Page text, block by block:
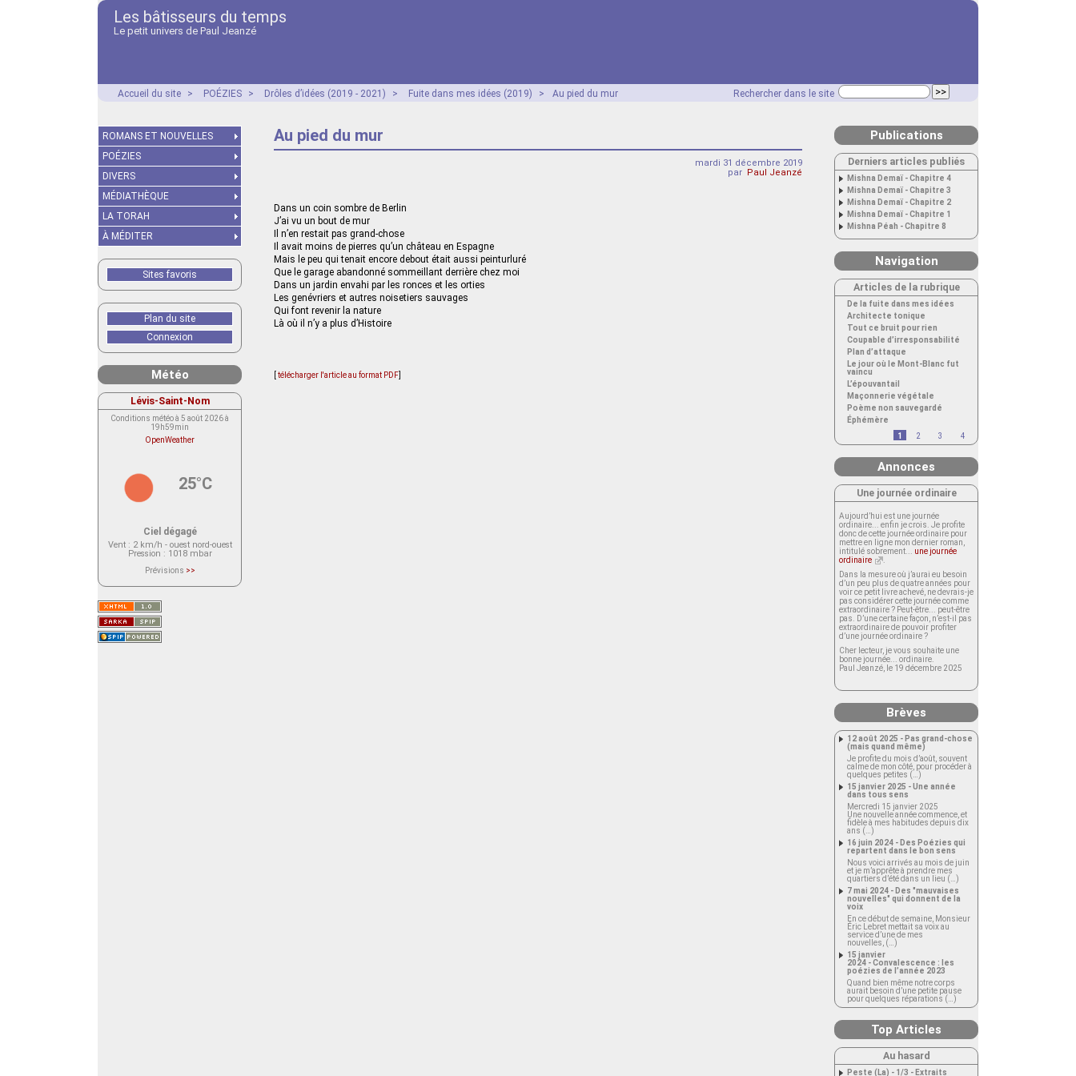
Les bâtisseurs du temps
Le petit univers de Paul Jeanzé
Rechercher dans le site
Accueil du site > POÉZIES > Drôles d’idées (2019 - 2021) > Fuite dans mes idées (2019) > Au pied du mur
Au pied du mur
mardi 31 décembre 2019
par Paul Jeanzé
Dans un coin sombre de Berlin
J’ai vu un bout de mur
Il n’en restait pas grand-chose
Il avait moins de pierres qu’un château en Espagne
Mais le peu qui tenait encore debout était aussi peinturluré
Que le garage abandonné sommeillant derrière chez moi
Dans un jardin envahi par les ronces et les orties
Les genévriers et autres noisetiers sauvages
Qui font revenir la nature
Là où il n’y a plus d’Histoire
télécharger l'article au format PDF
ROMANS ET NOUVELLES
POÉZIES
DIVERS
MÉDIATHÈQUE
LA TORAH
À MÉDITER
Sites favoris
Plan du site
Connexion
Météo
Lévis-Saint-Nom
Conditions météo à 5 août 2026 à
19h59min
OpenWeather
25°C
Ciel dégagé
Vent: 2 km/h - ouest nord-ouest
Pression : 1018 mbar
Prévisions >>
actuellement aucune prévision
Saint-Nom.
Veuillez consulter le message du
service ci-dessous.
(401 - Invalid API key. Please see
https://openweathermap.org/faq#error401
Publications
Derniers articles publiés
Mishna Demaï - Chapitre 4
Mishna Demaï - Chapitre 3
Mishna Demaï - Chapitre 2
Mishna Demaï - Chapitre 1
Mishna Péah - Chapitre 8
Navigation
Articles de la rubrique
De la fuite dans mes idées
Architecte tonique
Tout ce bruit pour rien
Coupable d’irresponsabilité
Plan d’attaque
Le jour où le Mont-Blanc fut
vaincu
L’épouvantail
Maçonnerie végétale
Poème non sauvegardé
Éphémère
1
2 3 4
Annonces
Une journée ordinaire
Aujourd’hui est une journée
ordinaire... enfin je crois. Je profite
donc de cette journée ordinaire pour
mettre en ligne mon dernier roman,
intitulé sobrement... une journée
ordinaire
Dans la mesure où j’aurai eu besoin
d’un peu plus de quatre années pour
voir ce petit livre achevé, ne devrais-je
pas considérer cette journée comme
extraordinaire ? Peut-être... peut-être
pas. D’une certaine façon, n’est-il pas
extraordinaire de pouvoir profiter
d’une journée ordinaire ?
Cher lecteur, je vous souhaite une
bonne journée... ordinaire.
Paul Jeanzé, le 19 décembre 2025
Brèves
12 août 2025 - Pas grand-chose
(mais quand même)
Je profite du mois d’août, souvent
calme de mon côté, pour procéder à
quelques petites (…)
15 janvier 2025 - Une année
dans tous sens
Mercredi 15 janvier 2025
Une nouvelle année commence, et
fidèle à mes habitudes depuis dix
ans (…)
16 juin 2024 - Des Poézies qui
repartent dans le bon sens
Nous voici arrivés au mois de juin
et je m’apprête à prendre mes
quartiers d’été dans un lieu (…)
7 mai 2024 - Des "mauvaises
nouvelles" qui donnent de la
voix
En ce début de semaine, Monsieur
Éric Lebret mettait sa voix au
service d’une de mes
nouvelles, (…)
15 janvier
2024 - Convalescence : les
poézies de l’année 2023
Quand bien même notre corps
aurait besoin d’une petite pause
pour quelques réparations (…)
Top Articles
Au hasard
Peste (La) - 1/3 - Extraits